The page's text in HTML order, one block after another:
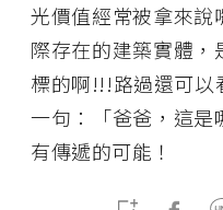
光價值經常被拿來說
際存在的建築實體
標的啊!!!路過還可以
一句：「爸爸，這是
有傳遞的可能！